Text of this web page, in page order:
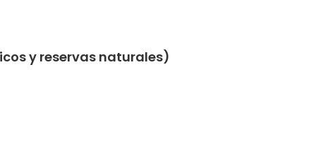
y reservas naturales)